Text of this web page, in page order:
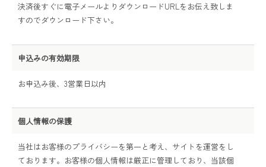
決済後すぐに電子メールよりダウンロードURLをお伝え致しま
すのでダウンロード下さい。
申込みの有効期限
お申込み後、3営業日以内
個人情報の保護
当社はお客様のプライバシーを第一と考え、サイトを運営をし
ております。お客様の個人情報は厳正に管理しており、当該個